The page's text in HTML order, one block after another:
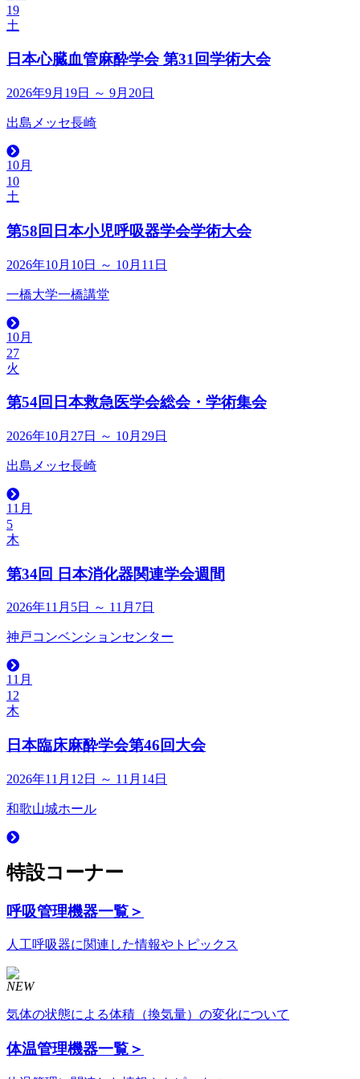
19
土
日本心臓血管麻酔学会 第31回学術大会
2026年9月19日 ～ 9月20日
出島メッセ長崎
10月
10
土
第58回日本小児呼吸器学会学術大会
2026年10月10日 ～ 10月11日
一橋大学一橋講堂
10月
27
火
第54回日本救急医学会総会・学術集会
2026年10月27日 ～ 10月29日
出島メッセ長崎
11月
5
木
第34回 日本消化器関連学会週間
2026年11月5日 ～ 11月7日
神戸コンベンションセンター
11月
12
木
日本臨床麻酔学会第46回大会
2026年11月12日 ～ 11月14日
和歌山城ホール
特設コーナー
呼吸管理機器一覧＞
人工呼吸器に関連した情報やトピックス
NEW
気体の状態による体積（換気量）の変化について
体温管理機器一覧＞